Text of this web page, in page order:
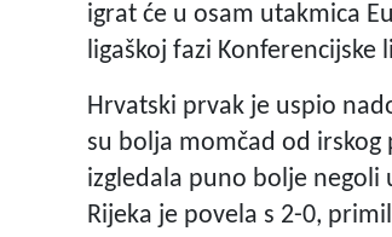
igrat će u osam utakmica
ligaškoj fazi Konferencijske
Hrvatski prvak je uspio
su bolja momčad od irskog
izgledala puno bolje negoli
Rijeka je povela s 2-0,